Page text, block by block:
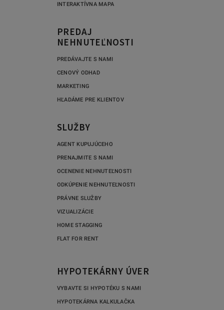
INTERAKTÍVNA MAPA
PREDAJ
NEHNUTEĽNOSTI
PREDÁVAJTE S NAMI
CENOVÝ ODHAD
MARKETING
HĽADÁME PRE KLIENTOV
SLUŽBY
AGENT KUPUJÚCEHO
PRENAJMITE S NAMI
OCENENIE NEHNUTEĽNOSTI
ODKÚPENIE NEHNUTEĽNOSTI
PRÁVNE SLUŽBY
VIZUALIZÁCIE
HOME STAGGING
FLAT FOR RENT
HYPOTEKÁRNY ÚVER
VYBAVTE SI HYPOTÉKU S NAMI
HYPOTEKÁRNA KALKULAČKA